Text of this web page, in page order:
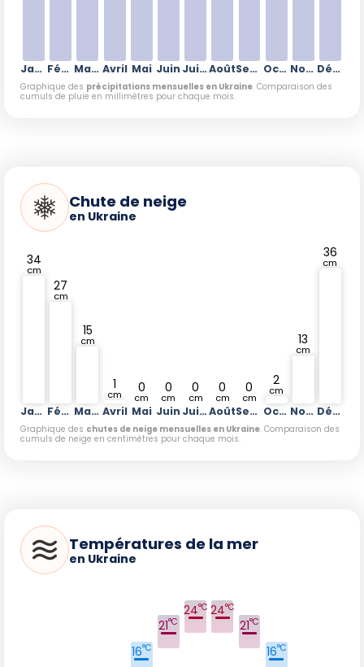
Janvier Février Mars Avril Mai Juin JuilletAoût Septembre Octobre Novembre Décembre
Graphique des précipitations mensuelles en Ukraine. Comparaison des
cumuls de pluie en millimètres pour chaque mois.
Chute de neige
en Ukraine
Janvier
34
cm
Février
27
cm
Mars
15
cm
Avril
1
cm
Mai
0
cm
Juin
0
cm
Juillet
0
cm
Août
0
cm
Septembre
0
cm
Octobre
2
cm
Novembre
13
cm
Décembre
36
cm
Graphique des chutes de neige mensuelles en Ukraine. Comparaison des
cumuls de neige en centimètres pour chaque mois.
Températures de la mer
en Ukraine
16°C
21°C
24°C 24°C
21°C
16°C